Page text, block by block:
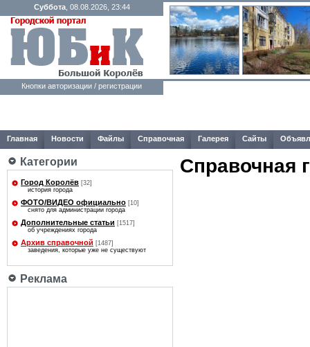
Суббота, 08.08.2026, 23:44
Кнопки авторизации / регистрации
Главная Новости Файлы Справочная Галерея Сайты
Категории
Город Королёв [32]
история города
ФОТО/ВИДЕО официально [10]
снято для администрации города
Дополнительные статьи [1517]
об учреждениях города
Архив справочной [1487]
заведения, которые уже не существуют
Реклама
Справочная